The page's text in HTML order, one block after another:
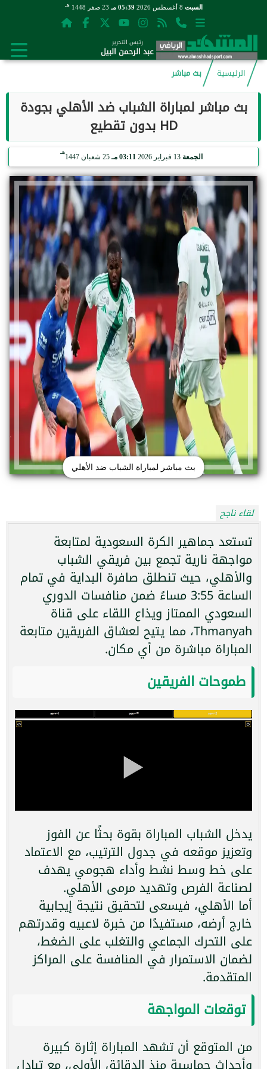
السبت 05:39 مـ 23 صفر 1448 هـ
رئيس التحرير
عبد الرحمن البيل
الرئيسية
بث مباشر
بث مباشر لمباراة الشباب ضد الأهلي بجودة
HD بدون تقطيع
الجمعة 13 فبراير 2026 03:11 مـ 25 شعبان 1447
هـ
بث مباشر لمباراة الشباب ضد الأهلي
لقاء ناجح
تستعد جماهير الكرة السعودية لمتابعة
مواجهة نارية تجمع بين فريقي الشباب
والأهلي، حيث تنطلق صافرة البداية في تمام
الساعة 3:55 مساءً ضمن منافسات الدوري
السعودي الممتاز ويذاع اللقاء على قناة
Thmanyah، مما يتيح لعشاق الفريقين متابعة
المباراة مباشرة من أي مكان.
طموحات الفريقين
يدخل الشباب المباراة بقوة بحثًا عن الفوز
وتعزيز موقعه في جدول الترتيب، مع الاعتماد
على خط وسط نشط وأداء هجومي يهدف
لصناعة الفرص وتهديد مرمى الأهلي.
أما الأهلي، فيسعى لتحقيق نتيجة إيجابية
خارج أرضه، مستفيدًا من خبرة لاعبيه وقدرتهم
على التحرك الجماعي والتغلب على الضغط،
لضمان الاستمرار في المنافسة على المراكز
المتقدمة.
توقعات المواجهة
من المتوقع أن تشهد المباراة إثارة كبيرة